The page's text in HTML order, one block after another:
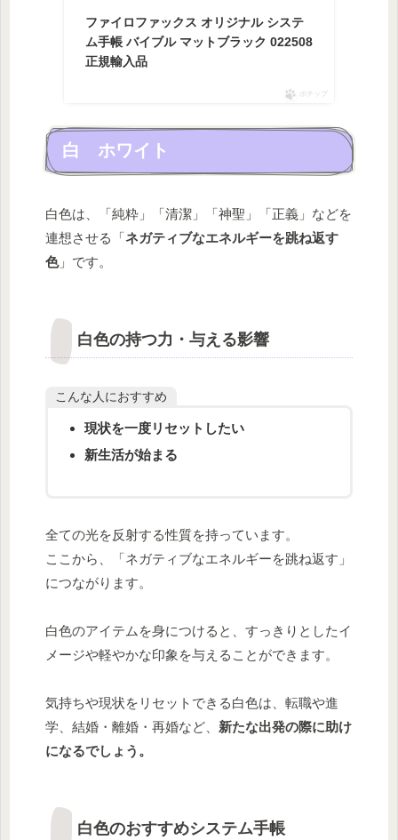
ファイロファックス オリジナル システ
ム手帳 バイブル マットブラック 022508
正規輸入品
ポチップ
白 ホワイト
白色は、「純粋」「清潔」「神聖」「正義」などを
連想させる「ネガティブなエネルギーを跳ね返す
色」です。
白色の持つ力・与える影響
こんな人におすすめ
現状を一度リセットしたい
新生活が始まる
全ての光を反射する性質を持っています。
ここから、「ネガティブなエネルギーを跳ね返す」
につながります。
白色のアイテムを身につけると、すっきりとしたイ
メージや軽やかな印象を与えることができます。
気持ちや現状をリセットできる白色は、転職や進
学、結婚・離婚・再婚など、 新たな出発の際に助け
になるでしょう。
白色のおすすめシステム手帳